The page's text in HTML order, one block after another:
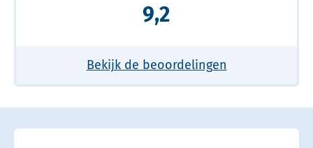
9,2
Bekijk de beoordelingen